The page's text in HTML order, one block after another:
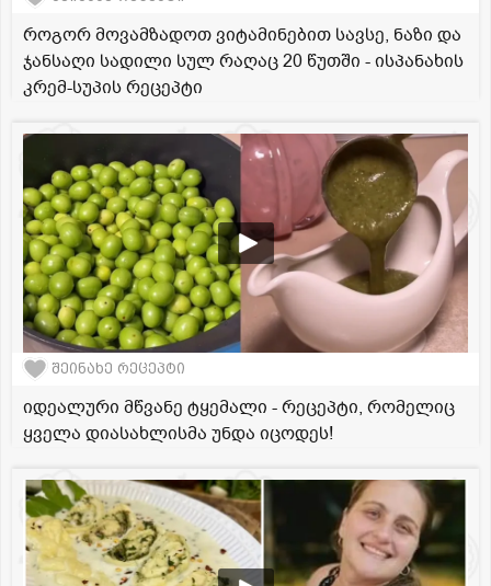
როგორ მოვამზადოთ ვიტამინებით სავსე, ნაზი და
ჯანსაღი სადილი სულ რაღაც 20 წუთში - ისპანახის
კრემ-სუპის რეცეპტი
შეინახე რეცეპტი
იდეალური მწვანე ტყემალი - რეცეპტი, რომელიც
ყველა დიასახლისმა უნდა იცოდეს!